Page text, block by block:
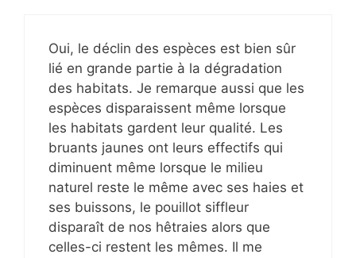
Oui, le déclin des espèces est bien sûr
lié en grande partie à la dégradation
des habitats. Je remarque aussi que les
espèces disparaissent même lorsque
les habitats gardent leur qualité. Les
bruants jaunes ont leurs effectifs qui
diminuent même lorsque le milieu
naturel reste le même avec ses haies et
ses buissons, le pouillot siffleur
disparaît de nos hêtraies alors que
celles-ci restent les mêmes. Il me